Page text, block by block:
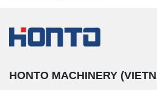
HONTO MACHINERY